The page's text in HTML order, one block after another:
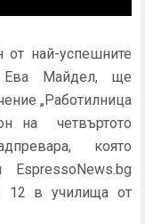
от най-успешните
Ева Майдел, ще
„Работилница
на четвъртото
която
EspressoNews.bg
12 в училища от